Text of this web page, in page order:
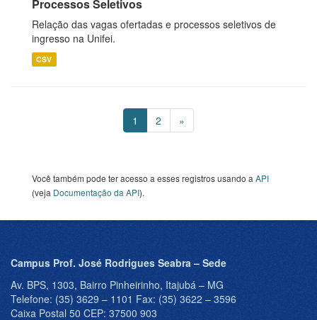
Processos Seletivos
Relação das vagas ofertadas e processos seletivos de
ingresso na Unifei.
CSV
1 2 »
Você também pode ter acesso a esses registros usando a API
(veja Documentação da API).
Campus Prof. José Rodrigues Seabra – Sede
Av. BPS, 1303, Bairro Pinheirinho, Itajubá – MG
Telefone: (35) 3629 – 1101 Fax: (35) 3622 – 3596
Caixa Postal 50 CEP: 37500 903